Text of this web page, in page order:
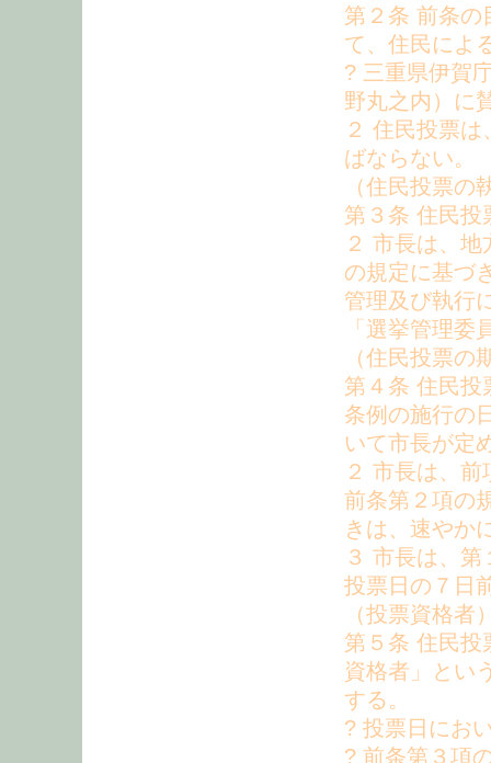
第２条 前条の
て、住民によ
? 三重県伊賀
野丸之内）に
２ 住民投票
ばならない。
（住民投票の
第３条 住民投
２ 市長は、
の規定に基づ
管理及び執行
「選挙管理
（住民投票の
第４条 住民投
条例の施行の
いて市長が定
２ 市長は、
前条第２項の
きは、速やか
３ 市長は、
投票日の７日
（投票資格者
第５条 住民投
資格者」とい
する。
? 投票日にお
? 前条第３項